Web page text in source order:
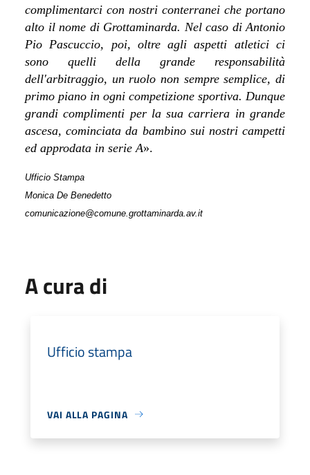
complimentarci con nostri conterranei che portano
alto il nome di Grottaminarda. Nel caso di Antonio
Pio Pascuccio, poi, oltre agli aspetti atletici ci
sono quelli della grande responsabilità
dell'arbitraggio, un ruolo non sempre semplice, di
primo piano in ogni competizione sportiva. Dunque
grandi complimenti per la sua carriera in grande
ascesa, cominciata da bambino sui nostri campetti
ed approdata in serie A».
Ufficio Stampa
Monica De Benedetto
comunicazione@comune.grottaminarda.av.it
A cura di
Ufficio stampa
VAI ALLA PAGINA